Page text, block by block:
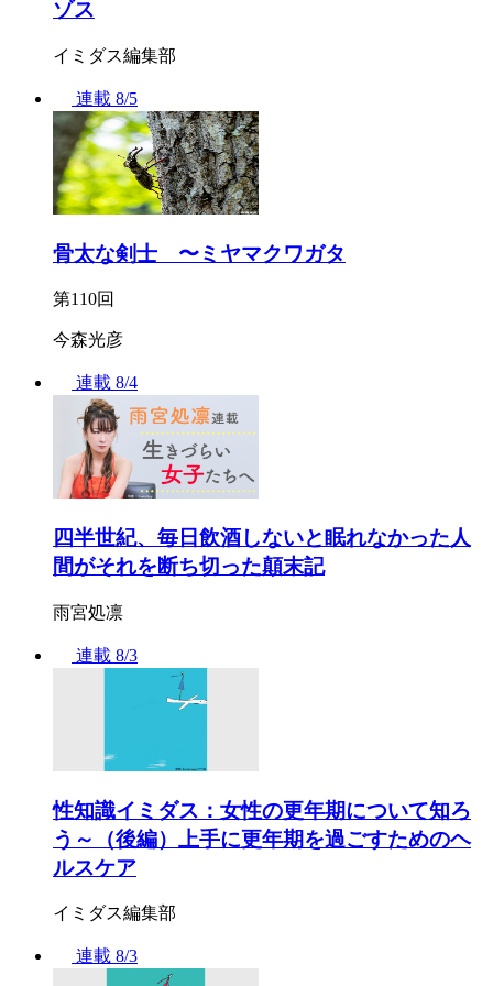
ゾス
イミダス編集部
連載 8/5
骨太な剣士 〜ミヤマクワガタ
第110回
今森光彦
連載 8/4
四半世紀、毎日飲酒しないと眠れなかった人
間がそれを断ち切った顛末記
雨宮処凛
連載 8/3
性知識イミダス：女性の更年期について知ろ
う～（後編）上手に更年期を過ごすためのヘ
ルスケア
イミダス編集部
連載 8/3